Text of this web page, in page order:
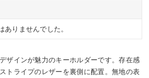
ありませんでした。
ザインが魅力のキーホルダーです。存在感
トライプのレザーを裏側に配置。無地の表